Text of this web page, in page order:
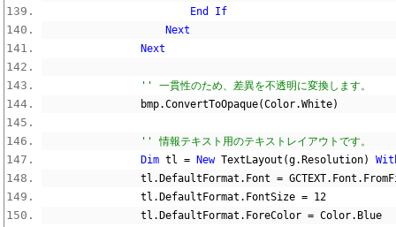
End
If
Next
Next
'' 一貫性のため、差異を不透明に変換します。
                bmp
.ConvertToOpaque(Color.White)
'' 情報テキスト用のテキストレイアウトです。
Dim tl = New TextLayout (g. Resolution)
                tl
. DefaultFormat . Font = GCTEXT. Font .
                tl
. DefaultFormat . FontSize = 12
                tl
. DefaultFormat . ForeColor = Color. Blue